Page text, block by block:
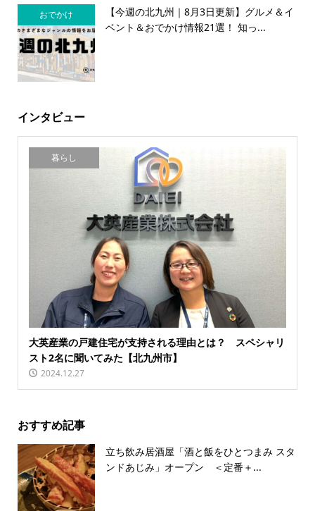
おでかけ
【今週の北九州｜8月3日更新】グルメ＆イ
ベント＆おでかけ情報21選！ 知っ...
インタビュー
暮らし
大英産業の戸建住宅が支持される理由とは？ スペシャリ
スト2名に聞いてみた【北九州市】
2024.12.27
おすすめ記事
立ち飲み居酒屋「酒と飯をひとつまみ スタ
ンドあじみ」オープン ＜定番＋...